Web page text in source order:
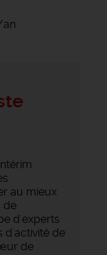
an
au mieux
de
d'experts
d'activité de
de